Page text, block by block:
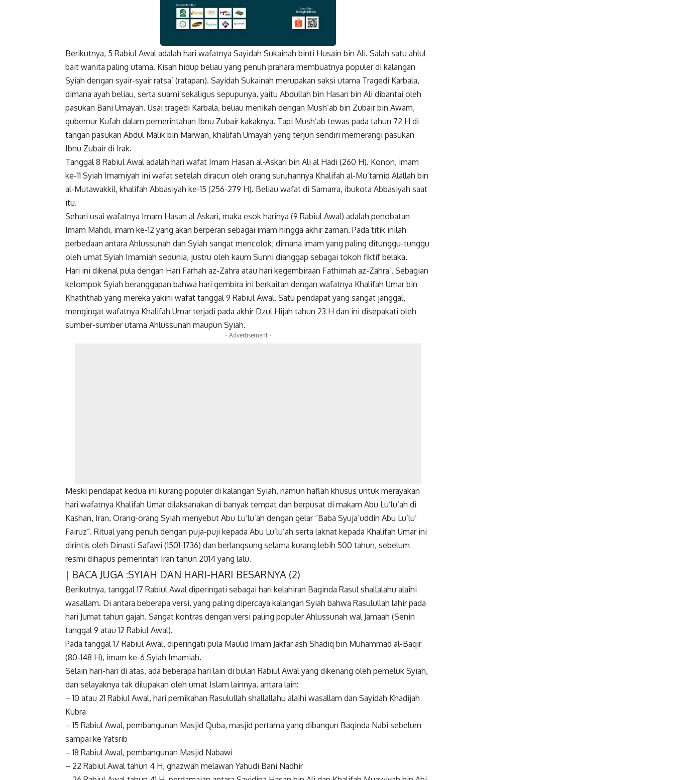
Facebook Twitter Gmail
Berikutnya, 5 Rabiul Awal adalah hari wafatnya Sayidah Sukainah binti Husain bin Ali. Salah satu ahlul
bait wanita paling utama. Kisah hidup beliau yang penuh prahara membuatnya populer di kalangan
Syiah dengan syair-syair ratsa’ (ratapan). Sayidah Sukainah merupakan saksi utama Tragedi Karbala,
dimana ayah beliau, serta suami sekaligus sepupunya, yaitu Abdullah bin Hasan bin Ali dibantai oleh
pasukan Bani Umayah. Usai tragedi Karbala, beliau menikah dengan Mush’ab bin Zubair bin Awam,
gubernur Kufah dalam pemerintahan Ibnu Zubair kakaknya. Tapi Mush’ab tewas pada tahun 72 H di
tangan pasukan Abdul Malik bin Marwan, khalifah Umayah yang terjun sendiri memerangi pasukan
Ibnu Zubair di Irak.
Tanggal 8 Rabiul Awal adalah hari wafat Imam Hasan al-Askari bin Ali al Hadi (260 H). Konon, imam
ke-11 Syiah Imamiyah ini wafat setelah diracun oleh orang suruhannya Khalifah al-Mu’tamid Alallah bin
al-Mutawakkil, khalifah Abbasiyah ke-15 (256-279 H). Beliau wafat di Samarra, ibukota Abbasiyah saat
itu.
Sehari usai wafatnya Imam Hasan al Askari, maka esok harinya (9 Rabiul Awal) adalah penobatan
Imam Mahdi, imam ke-12 yang akan berperan sebagai imam hingga akhir zaman. Pada titik inilah
perbedaan antara Ahlussunah dan Syiah sangat mencolok; dimana imam yang paling ditunggu-tunggu
oleh umat Syiah Imamiah sedunia, justru oleh kaum Sunni dianggap sebagai tokoh fiktif belaka.
Hari ini dikenal pula dengan Hari Farhah az-Zahra atau hari kegembiraan Fathimah az-Zahra’. Sebagian
kelompok Syiah beranggapan bahwa hari gembira ini berkaitan dengan wafatnya Khalifah Umar bin
Khaththab yang mereka yakini wafat tanggal 9 Rabiul Awal. Satu pendapat yang sangat janggal,
mengingat wafatnya Khalifah Umar terjadi pada akhir Dzul Hijah tahun 23 H dan ini disepakati oleh
sumber-sumber utama Ahlussunah maupun Syiah.
- Advertisement -
Meski pendapat kedua ini kurang populer di kalangan Syiah, namun haflah khusus untuk merayakan
hari wafatnya Khalifah Umar dilaksanakan di banyak tempat dan berpusat di makam Abu Lu’lu’ah di
Kashan, Iran. Orang-orang Syiah menyebut Abu Lu’lu’ah dengan gelar “Baba Syuja’uddin Abu Lu’lu’
Fairuz”. Ritual yang penuh dengan puja-puji kepada Abu Lu’lu’ah serta laknat kepada Khalifah Umar ini
dirintis oleh Dinasti Safawi (1501-1736) dan berlangsung selama kurang lebih 500 tahun, sebelum
resmi dihapus pemerintah Iran tahun 2014 yang lalu.
| BACA JUGA :SYIAH DAN HARI-HARI BESARNYA (2)
Berikutnya, tanggal 17 Rabiul Awal diperingati sebagai hari kelahiran Baginda Rasul shallalahu alaihi
wasallam. Di antara beberapa versi, yang paling dipercaya kalangan Syiah bahwa Rasulullah lahir pada
hari Jumat tahun gajah. Sangat kontras dengan versi paling populer Ahlussunah wal Jamaah (Senin
tanggal 9 atau 12 Rabiul Awal).
Pada tanggal 17 Rabiul Awal, diperingati pula Maulid Imam Jakfar ash Shadiq bin Muhammad al-Baqir
(80-148 H), imam ke-6 Syiah Imamiah.
Selain hari-hari di atas, ada beberapa hari lain di bulan Rabiul Awal yang dikenang oleh pemeluk Syiah,
dan selayaknya tak dilupakan oleh umat Islam lainnya, antara lain:
– 10 atau 21 Rabiul Awal, hari pernikahan Rasulullah shallallahu alaihi wasallam dan Sayidah Khadijah
Kubra
– 15 Rabiul Awal, pembangunan Masjid Quba, masjid pertama yang dibangun Baginda Nabi sebelum
sampai ke Yatsrib
– 18 Rabiul Awal, pembangunan Masjid Nabawi
– 22 Rabiul Awal tahun 4 H, ghazwah melawan Yahudi Bani Nadhir